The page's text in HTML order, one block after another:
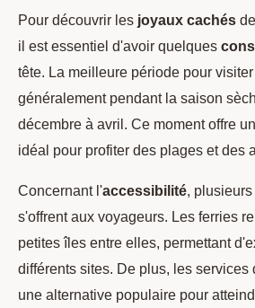
Pour découvrir les joyaux cachés
il est essentiel d'avoir quelques
tête. La meilleure période pour
généralement pendant la saison
décembre à avril. Ce moment offre
idéal pour profiter des plages et des
Concernant l'accessibilité,
s'offrent aux voyageurs. Les ferries
petites îles entre elles, permettant
différents sites. De plus, les services
une alternative populaire pour